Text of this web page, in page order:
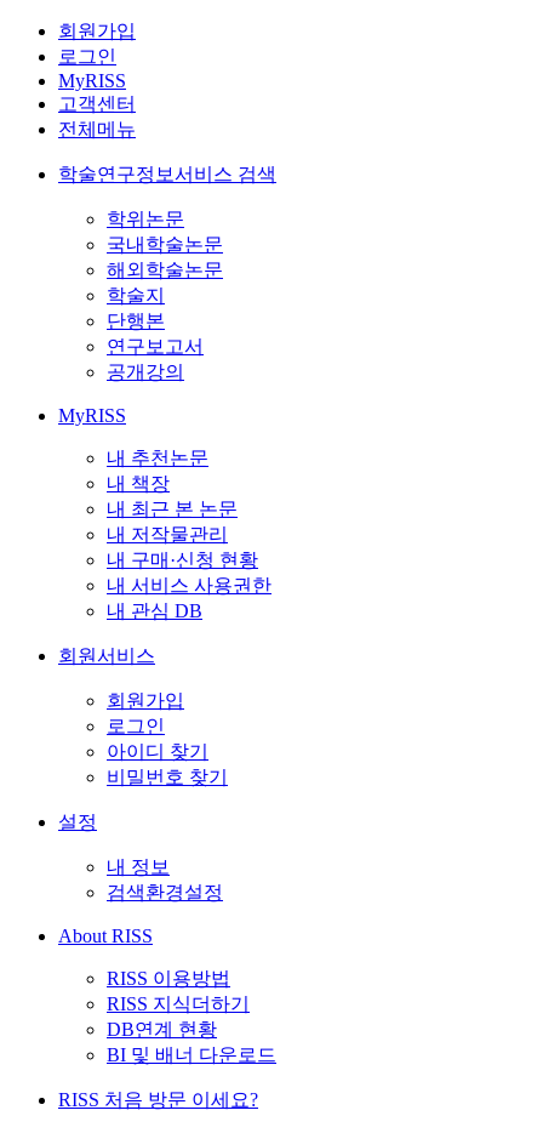
회원가입
로그인
MyRISS
고객센터
전체메뉴
학술연구정보서비스 검색
학위논문
국내학술논문
해외학술논문
학술지
단행본
연구보고서
공개강의
MyRISS
내 추천논문
내 책장
내 최근 본 논문
내 저작물관리
내 구매·신청 현황
내 서비스 사용권한
내 관심 DB
회원서비스
회원가입
로그인
아이디 찾기
비밀번호 찾기
설정
내 정보
검색환경설정
About RISS
RISS 이용방법
RISS 지식더하기
DB연계 현황
BI 및 배너 다운로드
RISS 처음 방문 이세요?